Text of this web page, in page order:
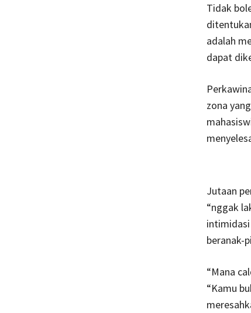
Tidak
adalah
dapat
zona
Jutaan
“nggak
intimidasi
beranak-
“Mana
“Kamu